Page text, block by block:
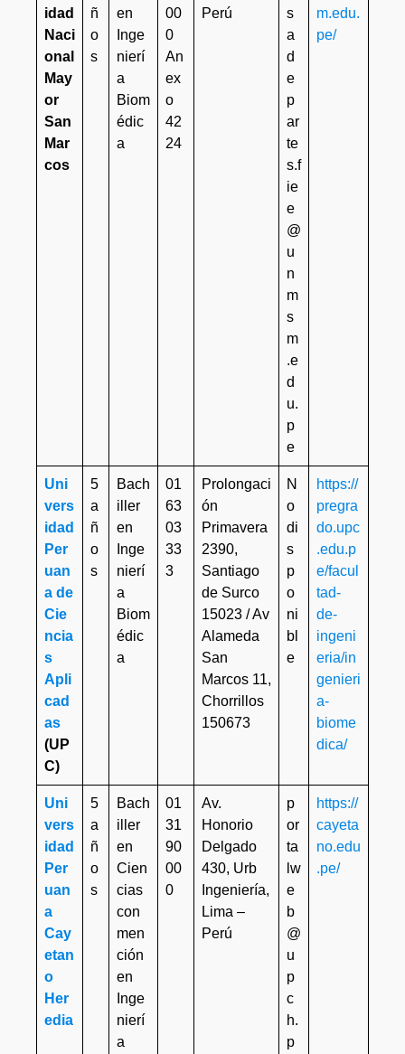
idad
Naci
onal
May
or
San
Mar
cos
ñ
o
s
en
Inge
nierí
a
Biom
édic
a
00
0
An
ex
o
42
24
Perú
s
a
d
e
p
ar
te
s.f
ie
e
@
u
n
m
s
m
.e
d
u.
p
e
m.edu.
pe/
Uni
vers
idad
Per
uan
a de
Cie
ncia
s
Apli
cad
as
(UP
C)
5
a
ñ
o
s
Bach
iller
en
Inge
nierí
a
Biom
édic
a
01
63
03
33
3
Prolongaci
ón
Primavera
2390,
Santiago
de Surco
15023 / Av
Alameda
San
Marcos 11,
Chorrillos
150673
N
o
di
s
p
o
ni
bl
e
https://
pregra
do.upc
.edu.p
e/facul
tad-
de-
ingeni
eria/in
genieri
a-
biome
dica/
Uni
vers
idad
Per
uan
a
Cay
etan
o
Her
edia
5
a
ñ
o
s
Bach
iller
en
Cien
cias
con
men
ción
en
Inge
nierí
a
01
31
90
00
0
Av.
Honorio
Delgado
430, Urb
Ingeniería,
Lima –
Perú
p
or
ta
lw
e
b
@
u
p
c
h.
p
https://
cayeta
no.edu
.pe/